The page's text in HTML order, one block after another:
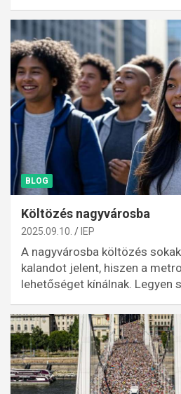
BLOG
Költözés nagyvárosba
2025.09.10. IEP
A nagyvárosba költözés
kalandot jelent, hiszen a
lehetőséget kínálnak. Legyen